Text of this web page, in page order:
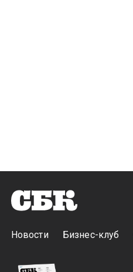
Новости Бизнес-клуб